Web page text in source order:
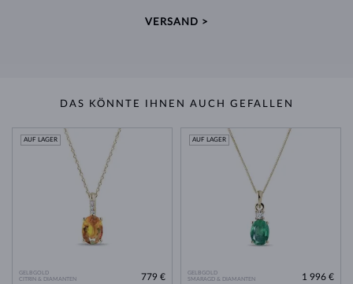
VERSAND >
DAS KÖNNTE IHNEN AUCH GEFALLEN
GELBGOLD
CITRIN & DIAMANTEN
AUF LAGER
779 €
GELBGOLD
SMARAGD & DIAMANTEN
AUF LAGER
1 996 €